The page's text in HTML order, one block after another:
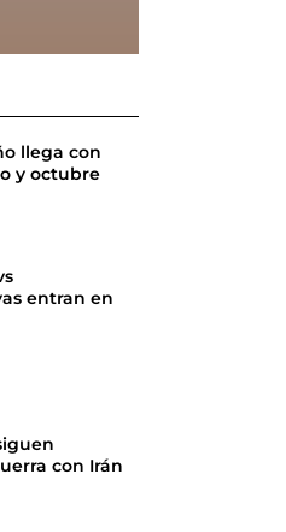
llega con
y octubre
entran en
con Irán